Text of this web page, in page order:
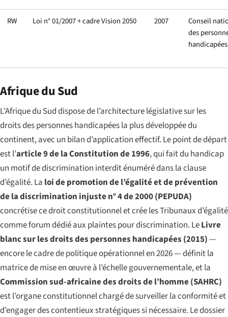
RW Loi n° 01/2007 + cadre Vision 2050 2007
Conseil
des
handicapées
Afrique du Sud
L’Afrique du Sud dispose de l’architecture législative sur les
droits des personnes handicapées la plus développée du
continent, avec un bilan d’application effectif. Le point de départ
est l’article 9 de la Constitution de 1996, qui fait du handicap
un motif de discrimination interdit énuméré dans la clause
d’égalité. La loi de promotion de l’égalité et de prévention
de la discrimination injuste n° 4 de 2000 (PEPUDA)
concrétise ce droit constitutionnel et crée les Tribunaux d’égalité
comme forum dédié aux plaintes pour discrimination. LeLivre
blanc sur les droits des personnes handicapées (2015)—
encore le cadre de politique opérationnel en 2026 — définit la
matrice de mise en œuvre à l’échelle gouvernementale, et la
Commission sud-africaine des droits de l’homme (SAHRC)
est l’organe constitutionnel chargé de surveiller la conformité et
d’engager des contentieux stratégiques si nécessaire. Le dossier